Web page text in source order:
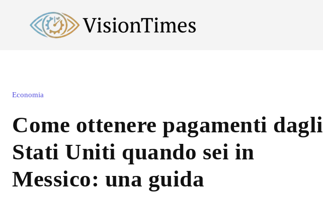
Economia
Come ottenere pagamenti dagli
Stati Uniti quando sei in
Messico: una guida